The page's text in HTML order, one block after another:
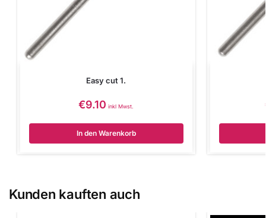
Easy cut 1.
€9.10 inkl Mwst.
In den Warenkorb
Kunden kauften auch